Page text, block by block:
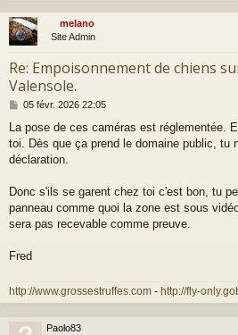
melano
Site Admin
Re: Empoisonnement de chiens
Valensole.
M
s
s
a
05 févr. 2026 22:05
La pose de ces caméras est réglementée.
toi. Dès que ça prend le domaine public, tu
déclaration.
Donc s'ils se garent chez toi c'est bon, tu
panneau comme quoi la zone est sous
sera pas recevable comme preuve.
Fred
http://www.grossestruffes.com - http://fly-
Paolo83